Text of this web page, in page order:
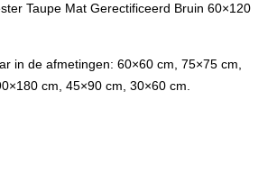
Taupe Mat Gerectificeerd Bruin 60×120
in de afmetingen: 60×60 cm, 75×75 cm,
cm, 45×90 cm, 30×60 cm.